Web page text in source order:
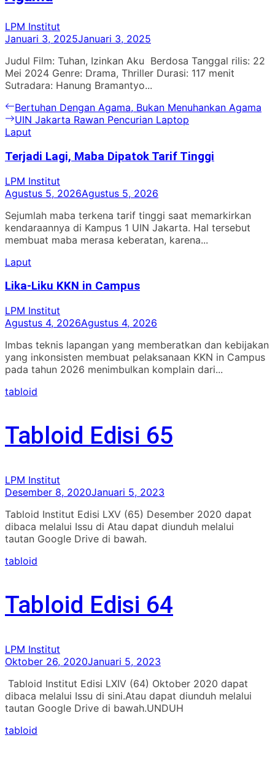
LPM Institut
Januari 3, 2025Januari 3, 2025
Judul Film: Tuhan, Izinkan Aku Berdosa Tanggal rilis: 22
Mei 2024 Genre: Drama, Thriller Durasi: 117 menit
Sutradara: Hanung Bramantyo...
Navigasi
pos
Previous
post:
Bertuhan Dengan Agama, Bukan Menuhankan Agama
Next
post:
UIN Jakarta Rawan Pencurian Laptop
Laput
Terjadi Lagi, Maba Dipatok Tarif Tinggi
LPM Institut
Agustus 5, 2026Agustus 5, 2026
Sejumlah maba terkena tarif tinggi saat memarkirkan
kendaraannya di Kampus 1 UIN Jakarta. Hal tersebut
membuat maba merasa keberatan, karena...
Laput
Lika-Liku KKN in Campus
LPM Institut
Agustus 4, 2026Agustus 4, 2026
Imbas teknis lapangan yang memberatkan dan kebijakan
yang inkonsisten membuat pelaksanaan KKN in Campus
pada tahun 2026 menimbulkan komplain dari...
tabloid
Tabloid Edisi 65
LPM Institut
Desember 8, 2020Januari 5, 2023
Tabloid Institut Edisi LXV (65) Desember 2020 dapat
dibaca melalui Issu di Atau dapat diunduh melalui
tautan Google Drive di bawah.
tabloid
Tabloid Edisi 64
LPM Institut
Oktober 26, 2020Januari 5, 2023
Tabloid Institut Edisi LXIV (64) Oktober 2020 dapat
dibaca melalui Issu di sini.Atau dapat diunduh melalui
tautan Google Drive di bawah.UNDUH
tabloid